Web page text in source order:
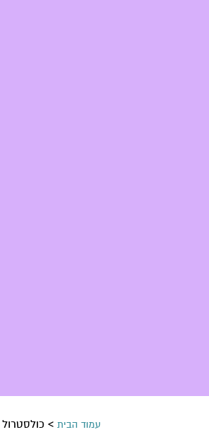
עמוד הבית > כולסטרול